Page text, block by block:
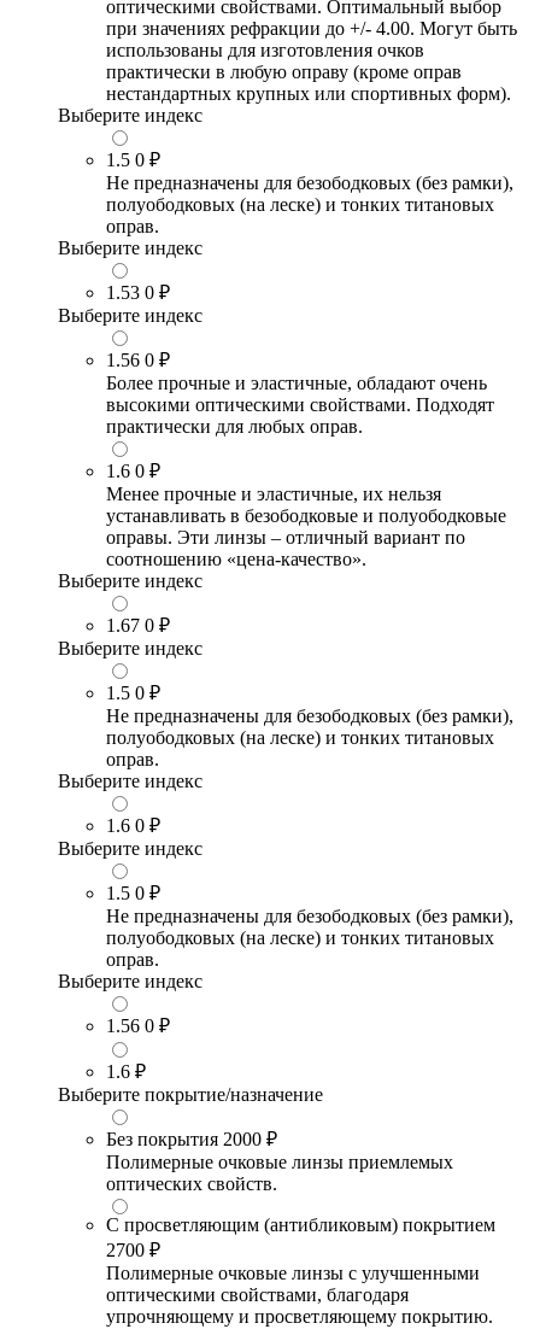
оптическими свойствами. Оптимальный выбор
при значениях рефракции до +/- 4.00. Могут быть
использованы для изготовления очков
практически в любую оправу (кроме оправ
нестандартных крупных или спортивных форм).
Выберите индекс
1.5 0 ₽
Не предназначены для безободковых (без рамки),
полуободковых (на леске) и тонких титановых
оправ.
Выберите индекс
1.53 0 ₽
Выберите индекс
1.56 0 ₽
Более прочные и эластичные, обладают очень
высокими оптическими свойствами. Подходят
практически для любых оправ.
1.6 0 ₽
Менее прочные и эластичные, их нельзя
устанавливать в безободковые и полуободковые
оправы. Эти линзы – отличный вариант по
соотношению «цена-качество».
Выберите индекс
1.67 0 ₽
Выберите индекс
1.5 0 ₽
Не предназначены для безободковых (без рамки),
полуободковых (на леске) и тонких титановых
оправ.
Выберите индекс
1.6 0 ₽
Выберите индекс
1.5 0 ₽
Не предназначены для безободковых (без рамки),
полуободковых (на леске) и тонких титановых
оправ.
Выберите индекс
1.56 0 ₽
1.6 ₽
Выберите покрытие/назначение
Без покрытия 2000 ₽
Полимерные очковые линзы приемлемых
оптических свойств.
С просветляющим (антибликовым) покрытием
2700 ₽
Полимерные очковые линзы с улучшенными
оптическими свойствами, благодаря
упрочняющему и просветляющему покрытию.